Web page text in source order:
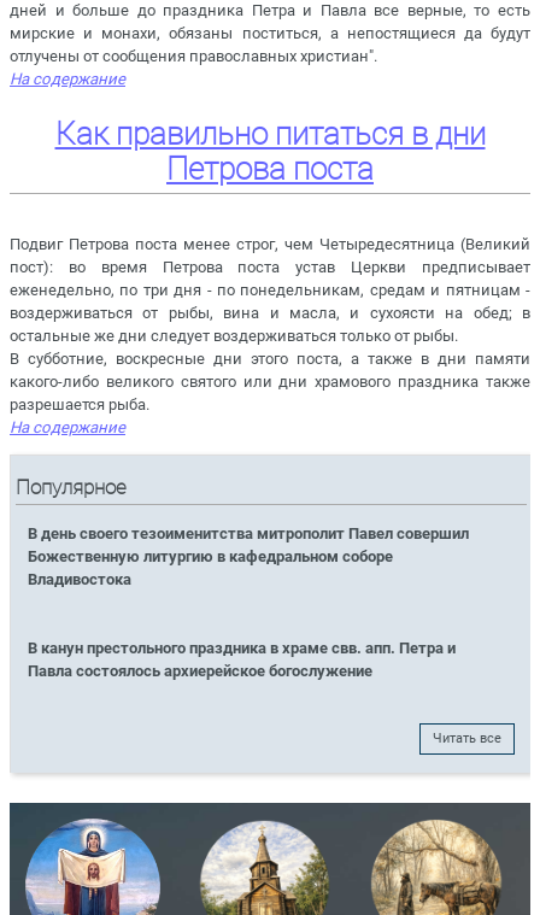
дней и больше до праздника Петра и Павла все верные, то есть
мирские и монахи, обязаны поститься, а непостящиеся да будут
отлучены от сообщения православных христиан".
На содержание
Как правильно питаться в дни
Петрова поста
Подвиг Петрова поста менее строг, чем Четыредесятница (Великий
пост): во время Петрова поста устав Церкви предписывает
еженедельно, по три дня - по понедельникам, средам и пятницам -
воздерживаться от рыбы, вина и масла, и сухоясти на обед; в
остальные же дни следует воздерживаться только от рыбы.
В субботние, воскресные дни этого поста, а также в дни памяти
какого-либо великого святого или дни храмового праздника также
разрешается рыба.
На содержание
Популярное
В день своего тезоименитства митрополит Павел совершил
Божественную литургию в кафедральном соборе
Владивостока
В канун престольного праздника в храме свв. апп. Петра и
Павла состоялось архиерейское богослужение
Читать все